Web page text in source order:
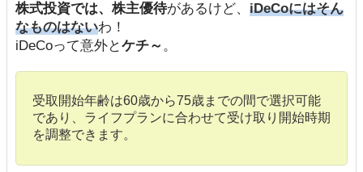
株式投資では、株主優待があるけど、 iDeCoにはそん
なものはないわ！
iDeCoって意外とケチ～ 。
受取開始年齢は60歳から75歳までの間で選択可能
であり、ライフプランに合わせて受け取り開始時期
を調整できます。